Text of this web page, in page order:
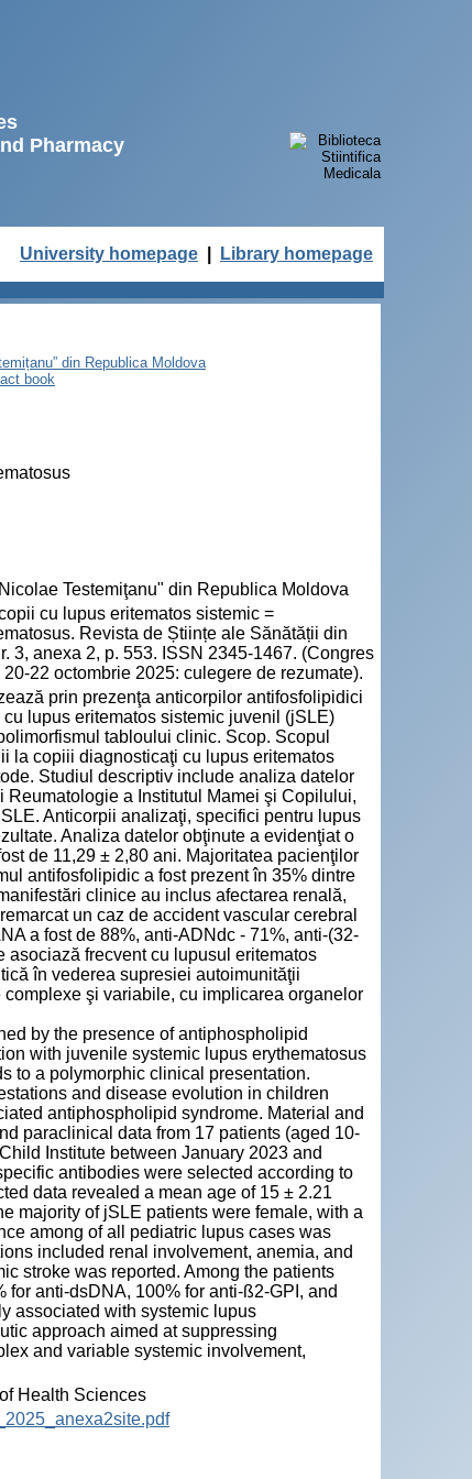
Pharmacy
University homepage Library homepage
din Republica Moldova
book
Testemiţanu" din Republica Moldova
cu lupus eritematos sistemic =
Revista de Științe ale Sănătății din
3, anexa 2, p. 553. ISSN 2345-1467. (Congres
22 octombrie 2025: culegere de rezumate).
prin prezenţa anticorpilor antifosfolipidici
lupus eritematos sistemic juvenil (jSLE)
tabloului clinic. Scop. Scopul
la copiii diagnosticaţi cu lupus eritematos
Studiul descriptiv include analiza datelor
a Institutul Mamei şi Copilului,
Anticorpii analizaţi, specifici pentru lupus
Analiza datelor obţinute a evidenţiat o
de 11,29 ± 2,80 ani. Majoritatea pacienţilor
antifosfolipidic a fost prezent în 35% dintre
clinice au inclus afectarea renală,
un caz de accident vascular cerebral
a fost de 88%, anti-ADNdc - 71%, anti-(32-
frecvent cu lupusul eritematos
în vederea supresiei autoimunităţii
şi variabile, cu implicarea organelor
by the presence of antiphospholipid
with juvenile systemic lupus erythematosus
to a polymorphic clinical presentation.
and disease evolution in children
antiphospholipid syndrome. Material and
paraclinical data from 17 patients (aged 10-
Institute between January 2023 and
antibodies were selected according to
data revealed a mean age of 15 ± 2.21
majority of jSLE patients were female, with a
among of all pediatric lupus cases was
included renal involvement, anemia, and
stroke was reported. Among the patients
for anti-dsDNA, 100% for anti-ß2-GPI, and
associated with systemic lupus
approach aimed at suppressing
and variable systemic involvement,
Health Sciences